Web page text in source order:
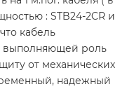
: STB24-2CR и
кабель
выполняющей роль
от механических
надежный